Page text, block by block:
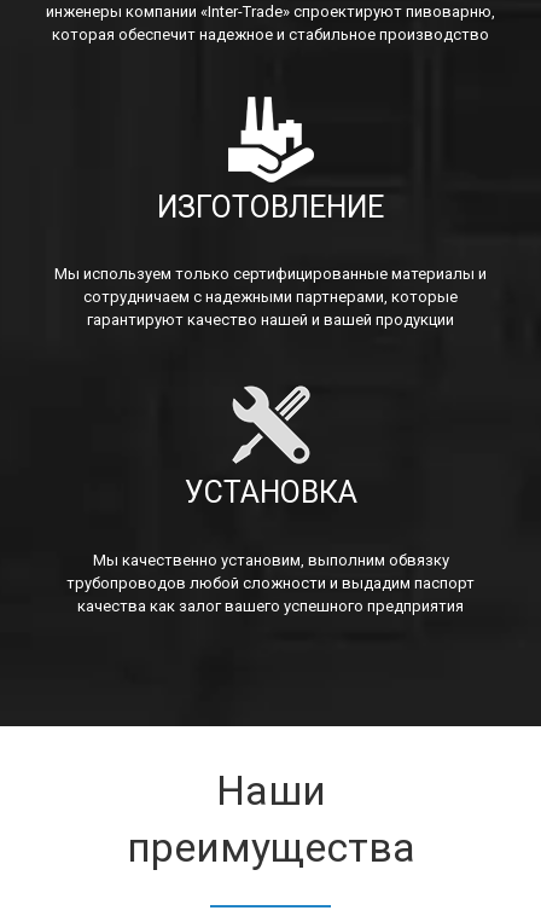
инженеры компании «Inter-Trade» спроектируют пивоварню,
которая обеспечит надежное и стабильное производство
ИЗГОТОВЛЕНИЕ
Мы используем только сертифицированные материалы и
сотрудничаем с надежными партнерами, которые
гарантируют качество нашей и вашей продукции
УСТАНОВКА
Мы качественно установим, выполним обвязку
трубопроводов любой сложности и выдадим паспорт
качества как залог вашего успешного предприятия
Наши
преимущества